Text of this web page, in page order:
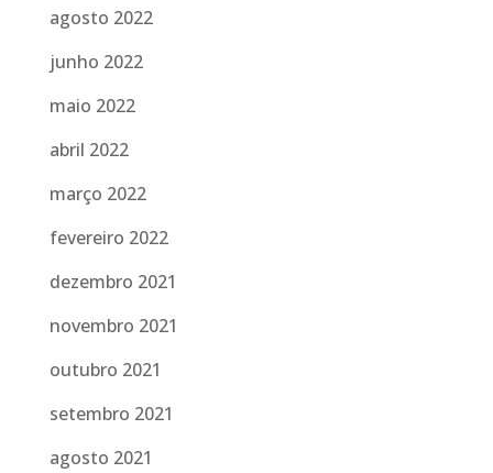
agosto 2022
junho 2022
maio 2022
abril 2022
março 2022
fevereiro 2022
dezembro 2021
novembro 2021
outubro 2021
setembro 2021
agosto 2021